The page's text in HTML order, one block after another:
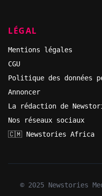
LÉGAL
Mentions légales
CGU
Politique des données
Annoncer
La rédaction de
Nos réseaux sociaux
🇨🇲 Newstories Africa
© 2025 Newstories